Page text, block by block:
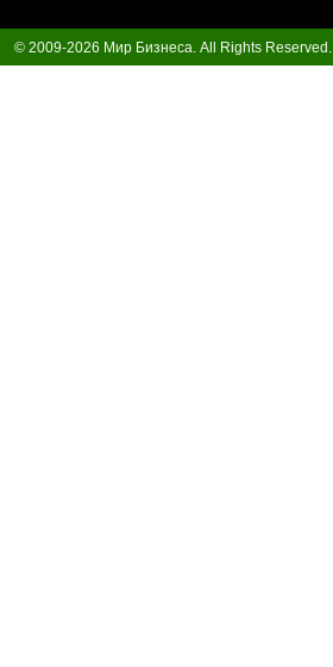
© 2009-2026 Мир Бизнеса. All Rights Reserved.